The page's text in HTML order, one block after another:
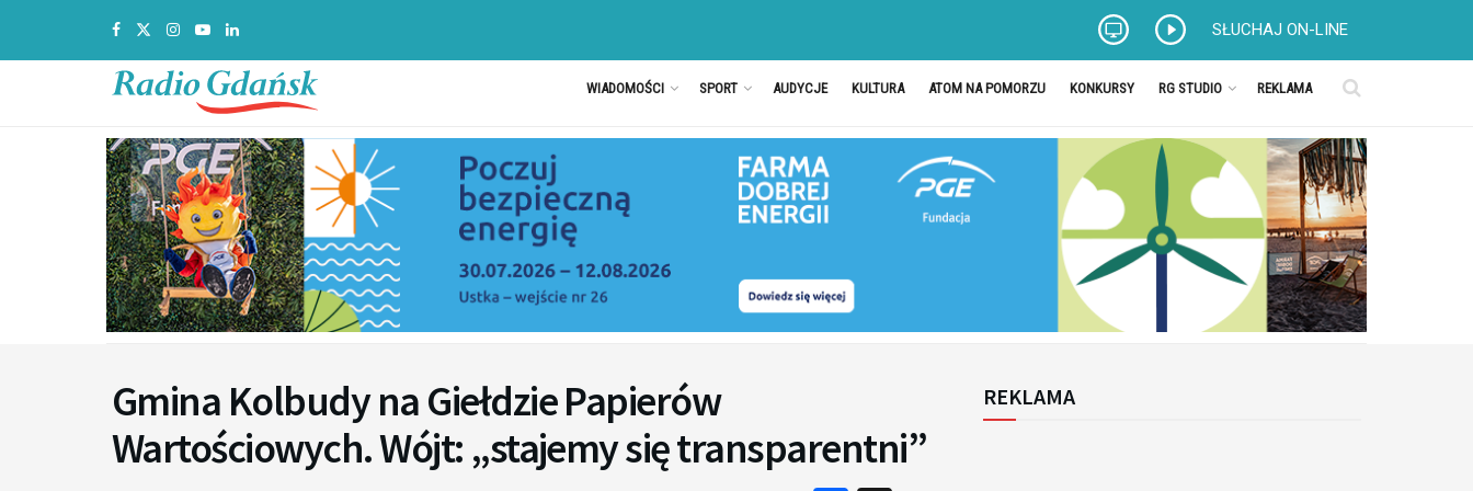
SŁUCHAJ ON-LINE
WIADOMOŚCI SPORT AUDYCJE KULTURA ATOM NA POMORZU KONKURSY RG STUDIO REKLAMA
Gmina Kolbudy na Giełdzie Papierów
Wartościowych. Wójt: „stajemy się transparentni”
REKLAMA